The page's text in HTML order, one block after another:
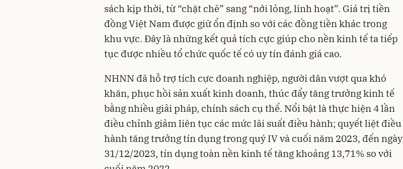
sách kịp thời, từ “chặt chẽ” sang “nới lỏng, linh hoạt”. Giá trị tiền
đồng Việt Nam được giữ ổn định so với các đồng tiền khác trong
khu vực. Đây là những kết quả tích cực giúp cho nền kinh tế ta tiếp
tục được nhiều tổ chức quốc tế có uy tín đánh giá cao.
NHNN đã hỗ trợ tích cực doanh nghiệp, người dân vượt qua khó
khăn, phục hồi sản xuất kinh doanh, thúc đẩy tăng trưởng kinh tế
bằng nhiều giải pháp, chính sách cụ thể. Nổi bật là thực hiện 4 lần
điều chỉnh giảm liên tục các mức lãi suất điều hành; quyết liệt điều
hành tăng trưởng tín dụng trong quý IV và cuối năm 2023, đến ngày
31/12/2023, tín dụng toàn nền kinh tế tăng khoảng 13,71% so với